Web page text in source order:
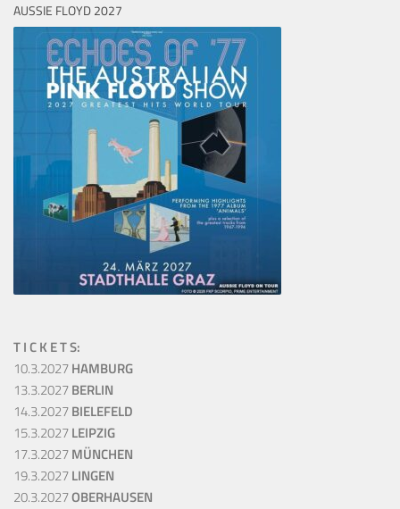
AUSSIE FLOYD 2027
T I C K E T S:
10.3.2027HAMBURG
13.3.2027BERLIN
14.3.2027BIELEFELD
15.3.2027LEIPZIG
17.3.2027MÜNCHEN
19.3.2027LINGEN
20.3.2027OBERHAUSEN